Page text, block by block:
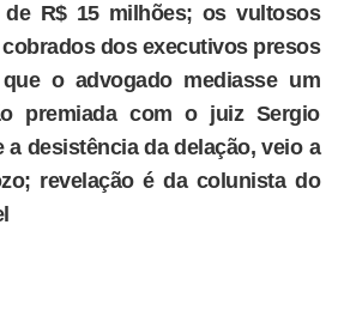
de R$ 15 milhões; os vultosos
dos executivos presos
o advogado mediasse um
premiada com o juiz Sergio
desistência da delação, veio a
revelação é da colunista do